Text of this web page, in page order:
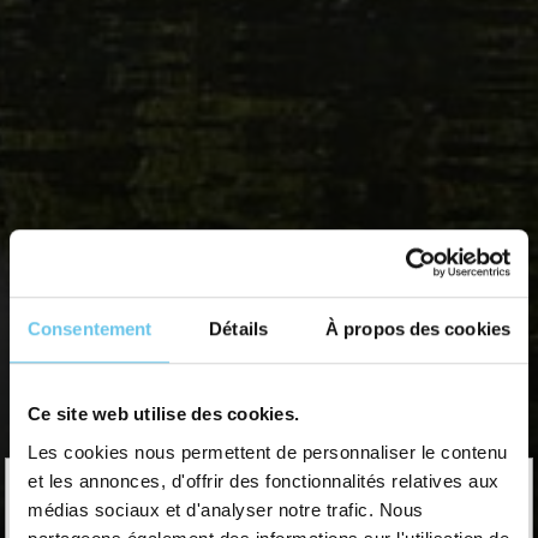
Consentement Détails À propos des cookies
Ce site web utilise des cookies.
Les cookies nous permettent de personnaliser le contenu
et les annonces, d'offrir des fonctionnalités relatives aux
médias sociaux et d'analyser notre trafic. Nous
TARIFS & DEVIS
Le Canal de Nantes à Brest en famille du13/08/2026
18/08/2026
Votre voyage
Découvrez votre tarif personnalisé selon le nombre de voyageur et la date souhaitée